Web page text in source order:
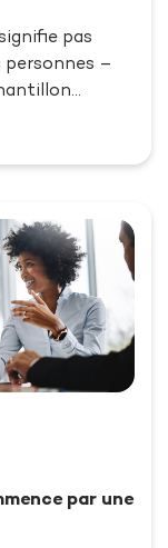
pas
–
par une